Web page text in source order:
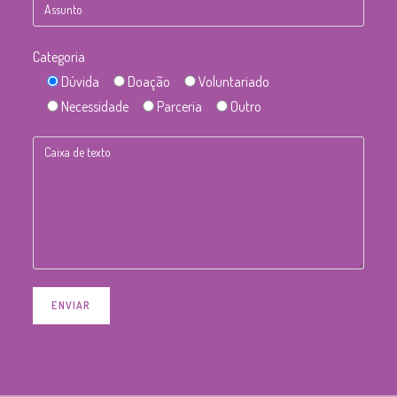
Categoria
Dúvida
Doação
Voluntariado
Necessidade
Parceria Outro